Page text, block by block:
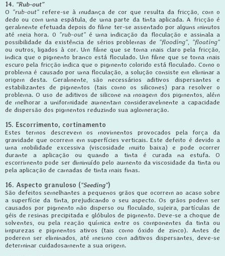
14. “Rub-out”
O "rub-out" refere-se à mudança de cor que resulta da fricção, com o
dedo ou com uma espátula, de uma parte da tinta aplicada. A fricção é
geralmente efetuada depois do filme ter-se assentado por alguns minutos
até meia hora. 0 "rub-out"é uma indicação da floculação e assinala a
possibilidade da existência de sérios problemas de "flooding", "floating"
ou outros, ligados à cor. Um filme que se toma mais claro pela fricção,
indica que o pigmento branco está floculado. Um filme que se toma mais
escuro pela fricção indica que o pigmento colorido está floculado. Como o
problema é causado por uma floculação, a solução consiste em eliminar a
origem desta. Geralmente, são necessários aditivos dispersantes e
estabilizantes de pigmentos (tais como os silicones) para resolver o
problema. O uso de aditivos de silicone na moagem dos pigmentos, além
de melhorar a uniformidade aumentam consideravelmente a capacidade
de dispersão dos pigmentos reduzindo sua aglomeração.
15. Escorrimento, cortinamento
Estes termos descrevem os movimentos provocados pela força da
gravidade que ocorrem em superfícies verticais. Este defeito é devido a
uma mobilidade excessiva (viscosidade muito baixa) e pode ocorrer
durante a aplicação ou quando a tinta é curada na estufa. O
escorrimento pode ser diminuído pelo aumento da viscosidade da tinta ou
pela aplicação de camadas de tinta mais finas.
16. Aspecto granuloso ("Seeding")
São defeitos semelhantes a pequenos grãos que ocorrem ao acaso sobre
a superfície da tinta, prejudicando o seu aspecto. Os grãos podem ser
causados por pigmento não disperso ou floculado, sujeira, partículas de
géis de resinas precipitada e glóbulos de pigmento. Deve-se a choque de
solventes, ou pela reação química entre os componentes da tinta ou
impurezas e pigmentos ativos (tais como óxido de zinco). Antes de
poderem ser eliminados, até mesmo com aditivos dispersantes, deve-se
determinar cuidadosamente a sua origem.